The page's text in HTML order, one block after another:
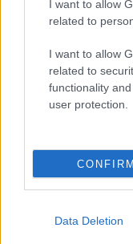
I want to allow
related to
I want to allow
related to
functionality
user protection.
CONFIRM
Data Deletion
Τέλος, ο
Κλέαρχος
εξέλιξη του
του καιρού
εστιάσουμε
ένα νέο
απασχολήσει